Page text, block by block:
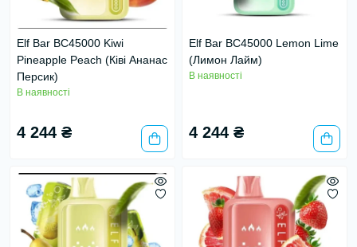
Elf Bar BC45000 Kiwi
Pineapple Peach (Ківі Ананас
Персик)
В наявності
4 244 ₴
Elf Bar BC45000 Lemon Lime
(Лимон Лайм)
В наявності
4 244 ₴